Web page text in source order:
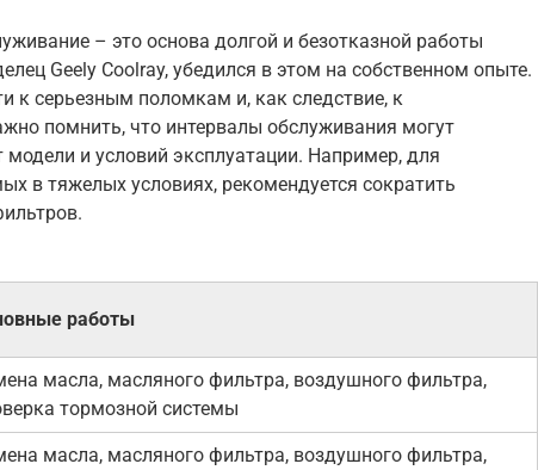
– это основа долгой и безотказной работы
Geely Coolray, убедился в этом на собственном опыте.
к серьезным поломкам и, как следствие, к
помнить, что интервалы обслуживания могут
модели и условий эксплуатации. Например, для
в тяжелых условиях, рекомендуется сократить
работы
масла, масляного фильтра, воздушного фильтра,
тормозной системы
масла, масляного фильтра, воздушного фильтра,